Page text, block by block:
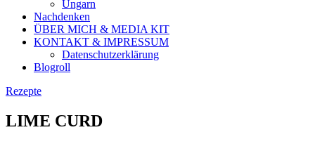
Ungarn
Nachdenken
ÜBER MICH & MEDIA KIT
KONTAKT & IMPRESSUM
Datenschutzerklärung
Blogroll
Rezepte
LIME CURD